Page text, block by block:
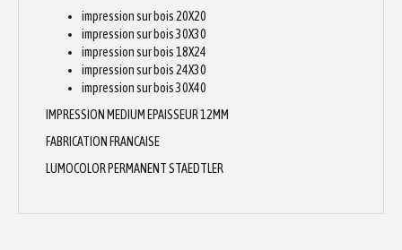
impression sur bois 20X20
impression sur bois 30X30
impression sur bois 18X24
impression sur bois 24X30
impression sur bois 30X40
IMPRESSION MEDIUM EPAISSEUR 12MM
FABRICATION FRANCAISE
LUMOCOLOR PERMANENT STAEDTLER